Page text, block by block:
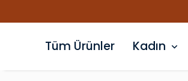
Tüm Ürünler Kadın